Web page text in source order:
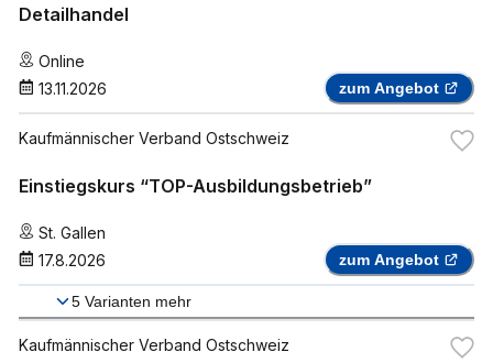
Detailhandel
Online
13.11.2026
zum Angebot
Kaufmännischer Verband Ostschweiz
Einstiegskurs “TOP-Ausbildungsbetrieb”
St. Gallen
17.8.2026
zum Angebot
5 Varianten mehr
Kaufmännischer Verband Ostschweiz